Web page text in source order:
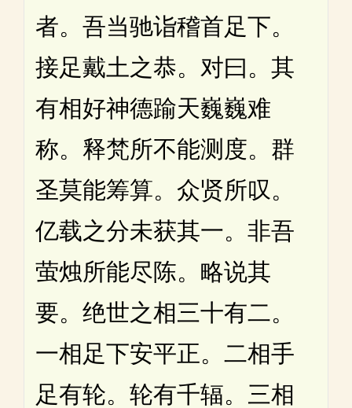
者。吾当驰诣稽首足下。
接足戴土之恭。对曰。其
有相好神德踰天巍巍难
称。释梵所不能测度。群
圣莫能筹算。众贤所叹。
亿载之分未获其一。非吾
萤烛所能尽陈。略说其
要。绝世之相三十有二。
一相足下安平正。二相手
足有轮。轮有千辐。三相